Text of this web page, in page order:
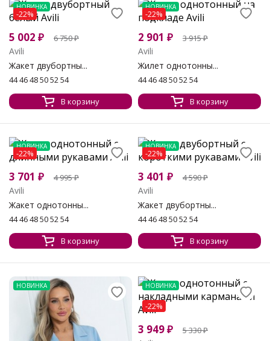
НОВИНКА
-22%
5 002 ₽ 6 750₽
Avili
Жакет двубортны...
44 46 48 50 52 54
В корзину
НОВИНКА
-22%
2 901 ₽ 3 915₽
Avili
Жилет однотонны...
44 46 48 50 52 54
В корзину
НОВИНКА
-22%
3 701 ₽ 4 995₽
Avili
Жакет однотонны...
44 46 48 50 52 54
В корзину
НОВИНКА
-22%
3 401 ₽ 4 590₽
Avili
Жакет двубортны...
44 46 48 50 52 54
В корзину
НОВИНКА НОВИНКА
-22%
3 949₽ 5 330₽